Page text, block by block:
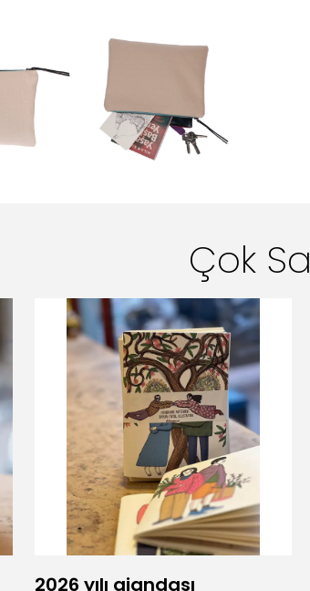
Çok
2026 yılı ajandası